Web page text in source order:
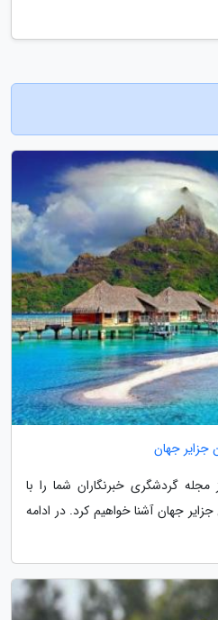
جزایر جهان
مجله گردشگری خبرنگاران شما را با
جزایر جهان آشنا خواهیم کرد. در ادامه